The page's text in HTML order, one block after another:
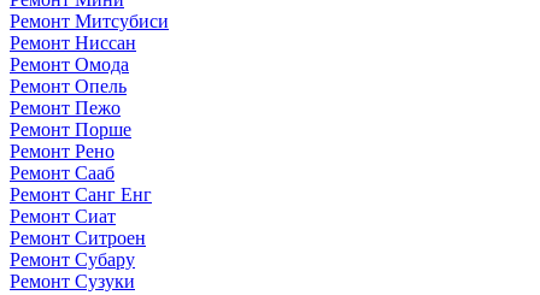
Ремонт Митсубиси
Ремонт Ниссан
Ремонт Омода
Ремонт Опель
Ремонт Пежо
Ремонт Порше
Ремонт Рено
Ремонт Сааб
Ремонт Санг Енг
Ремонт Сиат
Ремонт Ситроен
Ремонт Субару
Ремонт Сузуки